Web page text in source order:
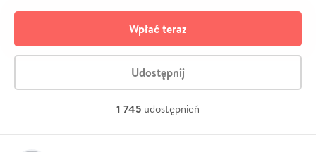
Wpłać teraz
Udostępnij
1 745 udostępnień